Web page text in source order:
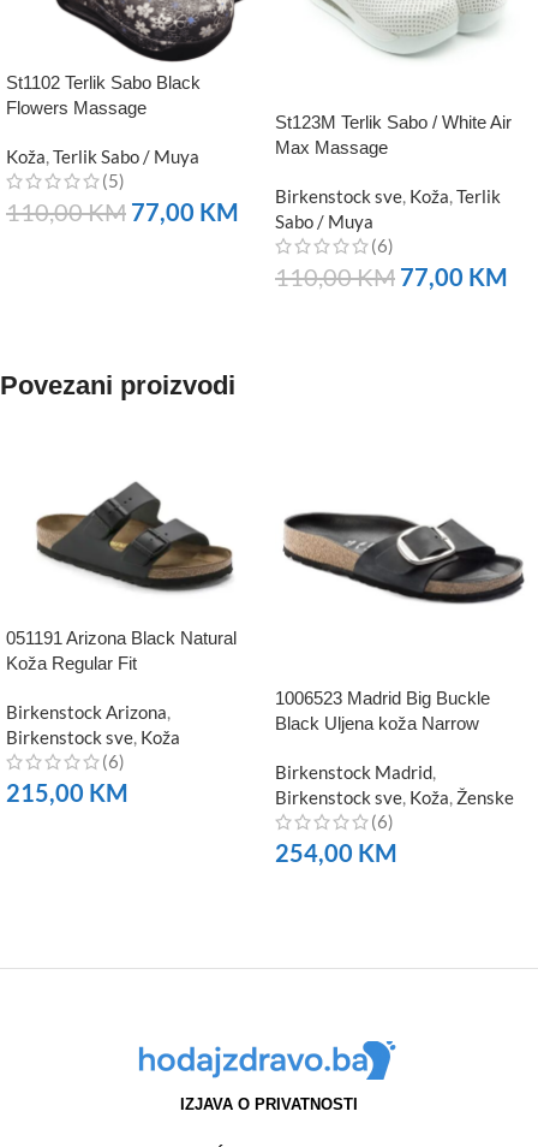
St1102 Terlik Sabo Black
Flowers Massage
Koža,Terlik Sabo / Muya
(5)
110,00KM 77,00 KM
St123M Terlik Sabo / White Air
Max Massage
Birkenstock sve, Koža,Terlik
Sabo / Muya
(6)
110,00KM 77,00 KM
Povezani proizvodi
051191 Arizona Black Natural
Koža Regular Fit
Birkenstock Arizona,
Birkenstock sve, Koža
(6)
215,00 KM
1006523 Madrid Big Buckle
Black Uljena koža Narrow
Birkenstock Madrid,
Birkenstock sve, Koža, Ženske
(6)
254,00 KM
IZJAVA O PRIVATNOSTI